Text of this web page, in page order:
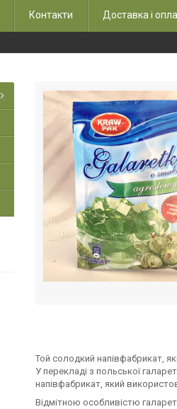
Контакти Доставка і
Той солодкий напівфабрикат,
У перекладі з польської
напівфабрикат, який
Відмітною особливістю